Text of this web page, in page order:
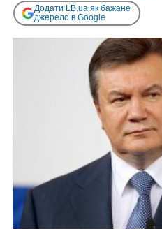
Додати LB.ua як бажане
джерело в Google